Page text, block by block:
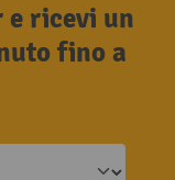
ricevi un
fino a